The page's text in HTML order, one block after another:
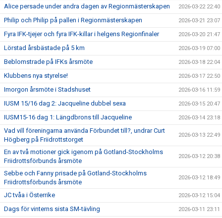
Alice persade under andra dagen av Regionmästerskapen 2026-03-22 22:40
Philip och Philip på pallen i Regionmästerskapen 2026-03-21 23:07
Fyra IFK-tjejer och fyra IFK-killar i helgens Regionfinaler 2026-03-20 21:47
Lörstad årsbästade på 5 km 2026-03-19 07:00
Beblomstrade på IFKs årsmöte 2026-03-18 22:04
Klubbens nya styrelse! 2026-03-17 22:50
Imorgon årsmöte i Stadshuset 2026-03-16 11:59
IUSM 15/16 dag 2: Jacqueline dubbel sexa 2026-03-15 20:47
IUSM15-16 dag 1: Längdbrons till Jacqueline 2026-03-14 23:18
Vad vill föreningarna använda Förbundet till?, undrar Curt
Högberg på Friidrottstorget
2026-03-13 22:49
En av två motioner gick igenom på Gotland-Stockholms
Friidrottsförbunds årsmöte
2026-03-12 20:38
Sebbe och Fanny prisade på Gotland-Stockholms
Friidrottsförbunds årsmöte
2026-03-12 18:49
JC tvåa i Österrike 2026-03-12 15:04
Dags för vinterns sista SM-tävling 2026-03-11 23:11